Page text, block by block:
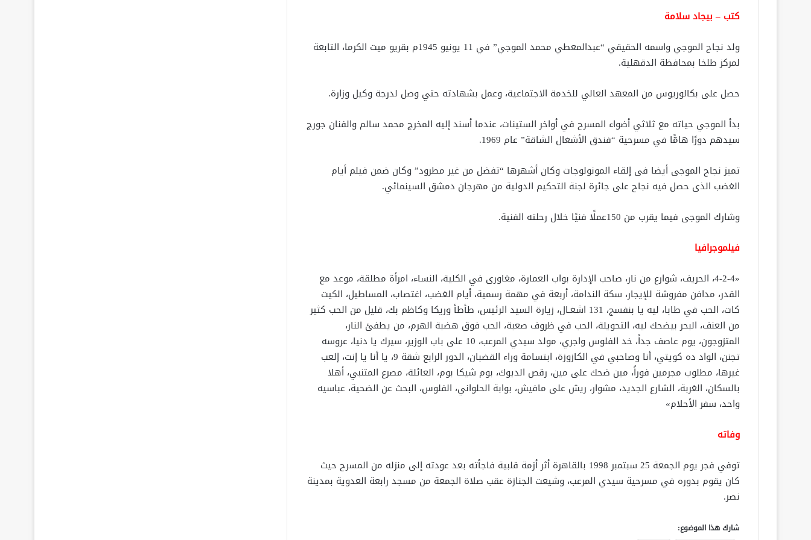
كتب – بيجاد سلامة
ولد نجاح الموجي واسمه الحقيقي “عبدالمعطي محمد الموجي” في 11 يونيو 1945م بقريو ميت الكرما، التابعة
لمركز طلخا بمحافظة الدقهلية.
حصل على بكالوريوس من المعهد العالي للخدمة الاجتماعية، وعمل بشهادته حتي وصل لدرجة وكيل وزارة.
بدأ الموجي حياته مع ثلاثي أضواء المسرح في أواخر الستينات، عندما أسند إليه المخرج محمد سالم والفنان جورج
سيدهم دورًا هامًّا في مسرحية “فندق الأشغال الشاقة” عام 1969.
تميز نجاح الموجى أيضا فى إلقاء المونولوجات وكان أشهرها “تفضل من غير مطرود” وكان ضمن فيلم أيام
الغضب الذى حصل فيه نجاح على جائرة لجنة التحكيم الدولية من مهرجان دمشق السينمائي.
وشارك الموجى فيما يقرب من 150عملًا فنيًا خلال رحلته الفنية.
فيلموجرافيا
«4-2-4، الحريف، شوارع من نار، صاحب الإدارة بواب العمارة، مغاورى في الكلية، النساء، امرأة مطلقة، موعد مع
القدر، مدافن مفروشة للإيجار، سكة الندامة، أربعة في مهمة رسمية، أيام الغضب، اغتصاب، المساطيل، الكيت
كات، الحب في طابا، ليه يا بنفسج، 131 اشغـال، زيارة السيد الرئيس، طأطأ وريكا وكاظم بك، قليل من الحب كثير
من العنف، البحر بيضحك ليه، التحويلة، الحب في ظروف صعبة، الحب فوق هضبة الهرم، من يطفئ النار،
المتزوجون، يوم عاصف جداً، خد الفلوس واجري، مولد سيدي المرعب، 10 على باب الوزير، سيرك يا دنيا، عروسه
تجنن، الواد ده كويتي، أنا وصاحبي في الكازوزة، ابتسامة وراء القضبان، الدور الرابع شقة 9، يا أنا يا إنت، إلعب
غيرها، مطلوب مجرمين فوراً، مين ضحك على مين، رقص الديوك، بوم شيكا بوم، العائلة، مصرع المتنبي، أهلا
بالسكان، الغربة، الشارع الجديد، مشوار، ريش على مافيش، بوابة الحلواني، الفلوس، البحث عن الضحية، عباسيه
واحد، سفر الأحلام»
وفاته
توفي فجر يوم الجمعة 25 سبتمبر 1998 بالقاهرة أثر أزمة قلبية فاجأته بعد عودته إلى منزله من المسرح حيث
كان يقوم بدوره في مسرحية سيدي المرعب، وشيعت الجنازة عقب صلاة الجمعة من مسجد رابعة العدوية بمدينة
نصر.
شارك هذا الموضوع: